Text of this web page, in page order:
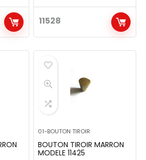
11528
01-BOUTON TIROIR
BOUTON TIROIR MARRON
MODELE 11425